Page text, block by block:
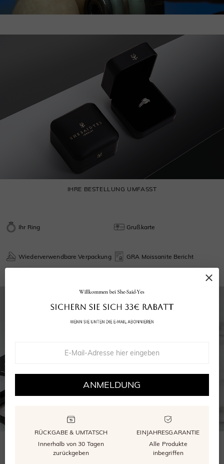
IHRE BESTELLUNG UMFASST
Ihr Ring Grußkarte
Wiederverwendbare Verpackung GRA Moissanite Bericht
WÄHLEN SIE DIE RICHTIGE GRÖSSE
ANMELDUNG
RÜCKGABE & UMTATSCH
Innerhalb von 30 Tagen
zurückgeben
EINJAHRESGARANTIE
Alle Produkte
inbegriffen